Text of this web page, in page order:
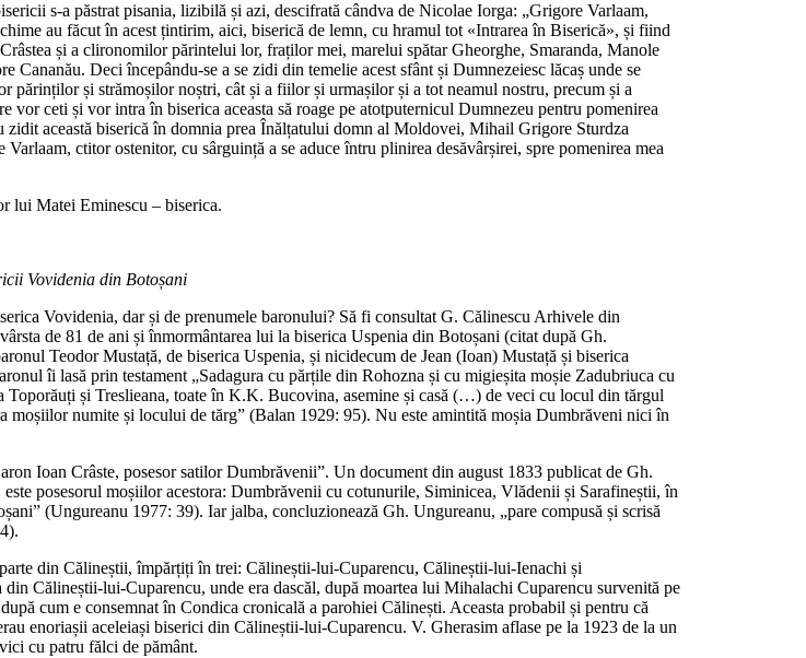
s‑a păstrat pisania, lizibilă și azi, descifrată cândva de Nicolae Iorga: „Grigore Varlaam,
au făcut în acest țintirim, aici, biserică de lemn, cu hramul tot «Intrarea în Biserică», și fiind
și a clironomilor părintelui lor, fraților mei, marelui spătar Gheorghe, Smaranda, Manole
Deci începându‑se a se zidi din temelie acest sfânt și Dumnezeiesc lăcaș unde se
părinților și strămoșilor noștri, cât și a fiilor și urmașilor și a tot neamul nostru, precum și a
ceti și vor intra în biserica aceasta să roage pe atotputernicul Dumnezeu pentru pomenirea
zidit această biserică în domnia prea Înălțatului domn al Moldovei, Mihail Grigore Sturdza
ctitor ostenitor, cu sârguință a se aduce întru plinirea desăvârșirei, spre pomenirea mea
lui Matei Eminescu – biserica.
Vovidenia din Botoșani
Vovidenia, dar și de prenumele baronului? Să fi consultat G. Călinescu Arhivele din
de 81 de ani și înmormântarea lui la biserica Uspenia din Botoșani (citat după Gh.
Teodor Mustață, de biserica Uspenia, și nicidecum de Jean (Ioan) Mustață și biserica
îi lasă prin testament „Sadagura cu părțile din Rohozna și cu migieșita moșie Zadubriuca cu
și Treslieana, toate în K.K. Bucovina, asemine și casă (…) de veci cu locul din tărgul
moșiilor numite și locului de tărg” (Balan 1929: 95). Nu este amintită moșia Dumbrăveni nici în
Ioan Crâste, posesor satilor Dumbrăvenii”. Un document din august 1833 publicat de Gh.
posesorul moșiilor acestora: Dumbrăvenii cu cotunurile, Siminicea, Vlădenii și Sarafineștii, în
(Ungureanu 1977: 39). Iar jalba, concluzionează Gh. Ungureanu, „pare compusă și scrisă
din Călineștii, împărțiți în trei: Călineștii-lui‑Cuparencu, Călineștii‑lui‑Ienachi și
Călineștii-lui‑Cuparencu, unde era dascăl, după moartea lui Mihalachi Cuparencu survenită pe
cum e consemnat în Condica cronicală a parohiei Călinești. Aceasta probabil și pentru că
enoriașii aceleiași biserici din Călineștii‑lui‑Cuparencu. V. Gherasim aflase pe la 1923 de la un
cu patru fălci de pământ.